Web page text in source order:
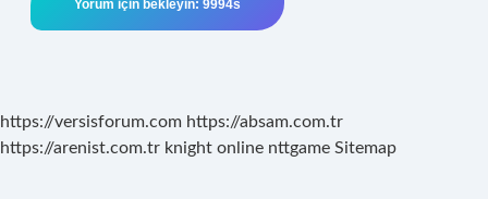
https://versisforum.com https://absam.com.tr
https://arenist.com.tr knight online nttgame Sitemap